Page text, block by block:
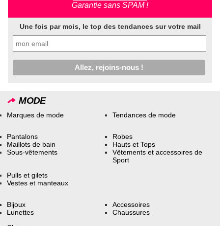
Garantie sans SPAM !
Une fois par mois, le top des tendances sur votre mail
MODE
Marques de mode Tendances de mode
Pantalons
Maillots de bain
Sous-vêtements
Robes
Hauts et Tops
Vêtements et accessoires de
Sport
Pulls et gilets
Vestes et manteaux
Bijoux
Lunettes
Accessoires
Chaussures